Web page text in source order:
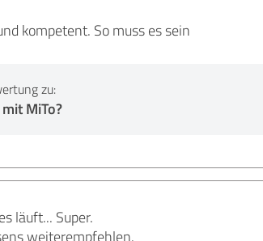
kompetent. So muss es sein
zu:
MiTo?
läuft... Super.
weiterempfehlen.